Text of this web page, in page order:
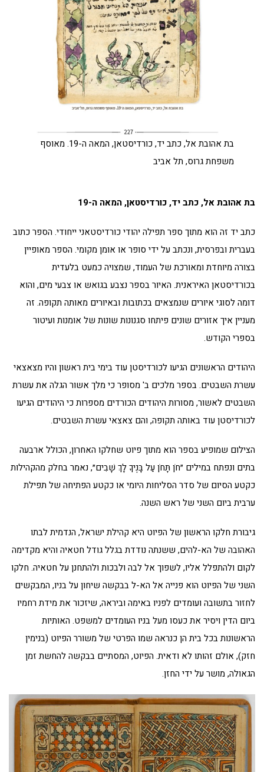
בת אהובת אל, כתב יד, כורדיסטאן, המאה ה-19. מאוסף
משפחת גרוס, תל אביב
בת אהובת אל, כתב יד, כורדיסטאן, המאה ה-19
כתב יד זה הוא מתוך ספר תפילה יהודי כורדיסטאני ייחודי. הספר כתוב
בעברית ובפרסית, ונכתב על ידי סופר או אומן מקומי. הספר מאופיין
בצורה מיוחדת ומאורכת של העמוד, שמצויה כמעט בלעדית
בכורדיסטאן האיראנית. האיור בספר נצבע בגואש או צבעי מים, והוא
דומה לסוגי איורים שנמצאים בכתובות ובאיורים מאותה תקופה. זה
מעניין איך אזורים שונים פיתחו סגנונות שונות של אומנות ועיטור
בספרי הקודש.
היהודים הראשונים הגיעו לכורדיסטן עוד בימי בית ראשון והיו מצאצאי
עשרת השבטים. בספר מלכים ב' מסופר כי מלך אשור הגלה את עשרת
השבטים לאשור, מסורות היהודים הכורדים מספרות כי היהודים הגיעו
לכורדיסטן עוד באותה תקופה, והם צאצאי עשרת השבטים.
הצילום שמופיע בספר הוא מתוך פיוט שחלקו האחרון, הכולל ארבעה
בתים ונפתח במילים ״חֹן תָּחֹן עַל בָּנֶיךָ לָךְ שָׁבִים״, נאמר בחלק מהקהילות
כקטע הסיום של סדר הסליחות היומי או כקטע הפתיחה של תפילת
ערבית ביום השני של ראש השנה.
גיבורת חלקו הראשון של הפיוט היא קהילת ישראל, הנדמית לבתו
האהובה של הא-להים, ששנתה נודדת בגלל גודל חטאיה והיא מקדימה
לקום ולהתפלל אליו, לשפוך אל לבה ולבכות ולהתחנן על חטאיה. חלקו
השני של הפיוט הוא פנייה אל הא-ל בבקשה שיחון על בניו, המבקשים
לחזור בתשובה ועומדים לפניו באימה וביראה, שיזכור את מידת רחמיו
ביום הדין ויסיר את כעסו מעל בניו העומדים למשפט. האותיות
הראשונות בכל בית הן כנראה שמו הפרטי של משורר הפיוט (בנימין
חזק), אולם זהותו לא ודאית. הפיוט, המסתיים בבקשה להחשת זמן
הגאולה, מושר על ידי החזן.